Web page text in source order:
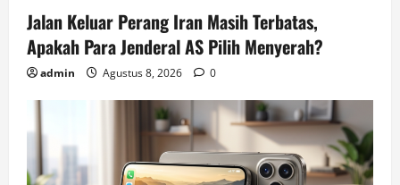
Jalan Keluar Perang Iran Masih Terbatas,
Apakah Para Jenderal AS Pilih Menyerah?
admin Agustus 8, 2026 0